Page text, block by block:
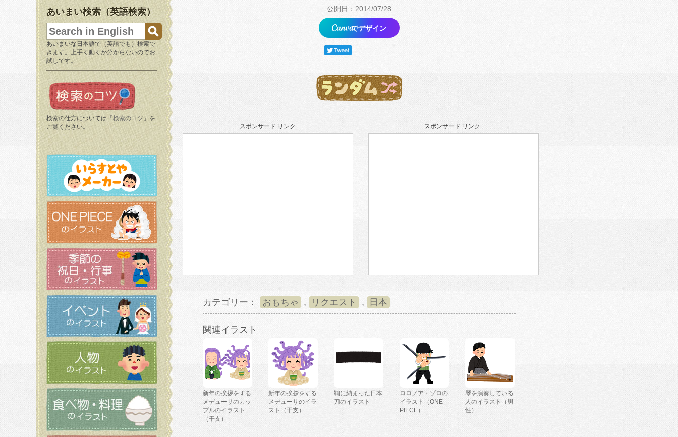
あいまい検索（英語検索）
あいまいな日本語で（英語でも）検索で
きます。上手く動くか分からないのでお
試しです。
検索の仕方については「 検索のコツ 」を
ご覧ください。
公開日：2014/07/28
でデザイン
スポンサード リンク スポンサード リンク
カテゴリー： おもちゃ , リクエスト , 日本
関連イラスト
新年の挨拶をする
メデューサのカッ
プルのイラスト
（干支）
新年の挨拶をする
メデューサのイラ
スト（干支）
鞘に納まった日本
刀のイラスト
ロロノア・ゾロの
イラスト（ONE
PIECE）
琴を演奏している
人のイラスト（男
性）